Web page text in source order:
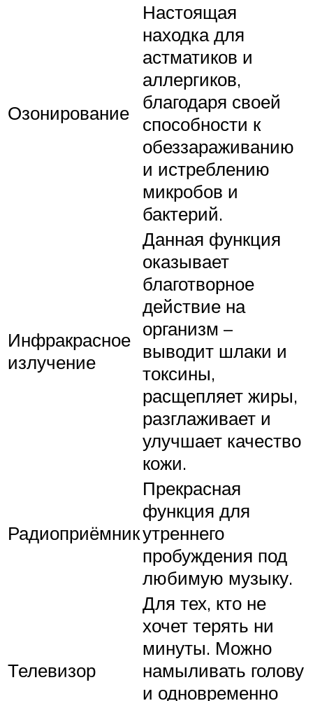
Озонирование
Настоящая
находка для
астматиков и
аллергиков,
благодаря своей
способности к
обеззараживанию
и истреблению
микробов и
бактерий.
Инфракрасное
излучение
Данная функция
оказывает
благотворное
действие на
организм –
выводит шлаки и
токсины,
расщепляет жиры,
разглаживает и
улучшает качество
кожи.
Радиоприёмник
Прекрасная
функция для
утреннего
пробуждения под
любимую музыку.
Телевизор
Для тех, кто не
хочет терять ни
минуты. Можно
намыливать голову
и одновременно